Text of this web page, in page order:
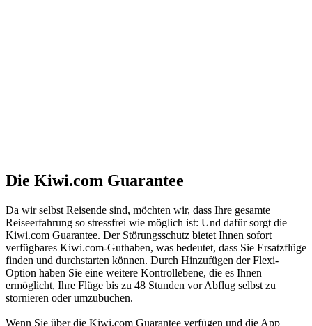
Die Kiwi.com Guarantee
Da wir selbst Reisende sind, möchten wir, dass Ihre gesamte
Reiseerfahrung so stressfrei wie möglich ist: Und dafür sorgt die
Kiwi.com Guarantee. Der Störungsschutz bietet Ihnen sofort
verfügbares Kiwi.com-Guthaben, was bedeutet, dass Sie Ersatzflüge
finden und durchstarten können. Durch Hinzufügen der Flexi-
Option haben Sie eine weitere Kontrollebene, die es Ihnen
ermöglicht, Ihre Flüge bis zu 48 Stunden vor Abflug selbst zu
stornieren oder umzubuchen.
Wenn Sie über die Kiwi.com Guarantee verfügen und die App